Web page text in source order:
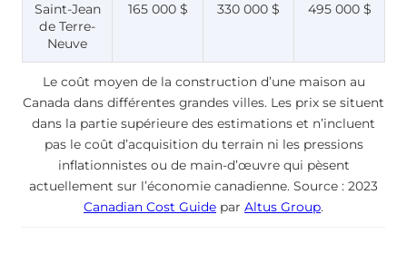
Saint-Jean
de Terre-
Neuve
165 000 $ 330 000 $ 495 000 $
Le coût moyen de la construction d’une maison au
Canada dans différentes grandes villes. Les prix se situent
dans la partie supérieure des estimations et n’incluent
pas le coût d’acquisition du terrain ni les pressions
inflationnistes ou de main-d’œuvre qui pèsent
actuellement sur l’économie canadienne. Source : 2023
Canadian Cost Guide par Altus Group.